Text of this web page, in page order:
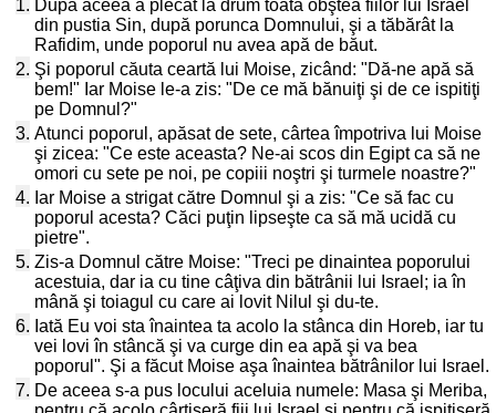
1. După aceea a plecat la drum toată obştea fiilor lui Israel
din pustia Sin, după porunca Domnului, şi a tăbărât la
Rafidim, unde poporul nu avea apă de băut.
2. Şi poporul căuta ceartă lui Moise, zicând: "Dă-ne apă să
bem!" Iar Moise le-a zis: "De ce mă bănuiţi şi de ce ispitiţi
pe Domnul?"
3. Atunci poporul, apăsat de sete, cârtea împotriva lui Moise
şi zicea: "Ce este aceasta? Ne-ai scos din Egipt ca să ne
omori cu sete pe noi, pe copiii noştri şi turmele noastre?"
4. Iar Moise a strigat către Domnul şi a zis: "Ce să fac cu
poporul acesta? Căci puţin lipseşte ca să mă ucidă cu
pietre".
5. Zis-a Domnul către Moise: "Treci pe dinaintea poporului
acestuia, dar ia cu tine câţiva din bătrânii lui Israel; ia în
mână şi toiagul cu care ai lovit Nilul şi du-te.
6. Iată Eu voi sta înaintea ta acolo la stânca din Horeb, iar tu
vei lovi în stâncă şi va curge din ea apă şi va bea
poporul". Şi a făcut Moise aşa înaintea bătrânilor lui Israel.
7. De aceea s-a pus locului aceluia numele: Masa şi Meriba,